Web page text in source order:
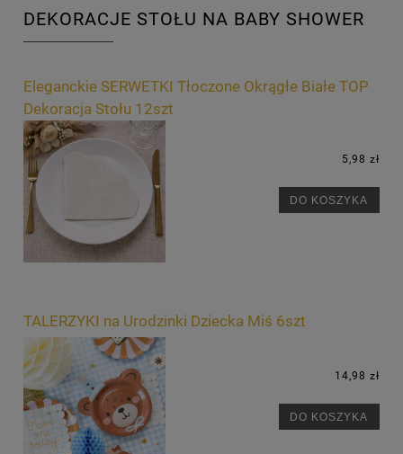
DEKORACJE STOŁU NA BABY SHOWER
Eleganckie SERWETKI Tłoczone Okrągłe Białe TOP
Dekoracja Stołu 12szt
5,98 zł
DO KOSZYKA
TALERZYKI na Urodzinki Dziecka Miś 6szt
14,98 zł
DO KOSZYKA